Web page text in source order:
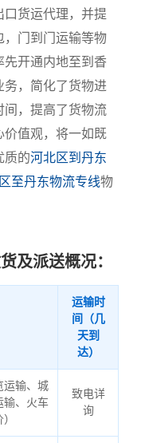
口货运代理，并提
，门到门运输等物
开通内地至到香
，简化了货物进
间，提高了货物流
价值观，将一如既
质的河北区到丹东
至丹东物流专线物
及派送概况：
运输时
间（几
天到
达）
运输、城
输、火车
致电详
询